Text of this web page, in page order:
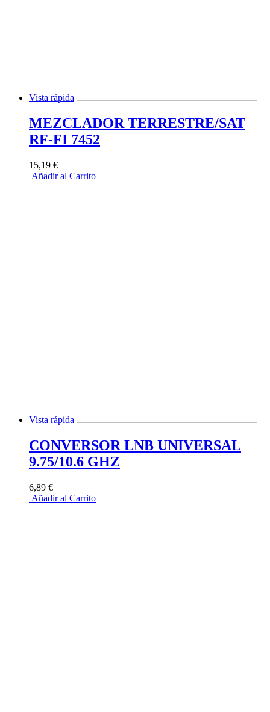
Vista rápida
MEZCLADOR TERRESTRE/SAT
RF-FI 7452
15,19 €
Añadir al Carrito
Vista rápida
CONVERSOR LNB UNIVERSAL
9.75/10.6 GHZ
6,89 €
Añadir al Carrito